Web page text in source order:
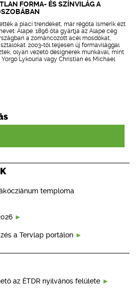
FORMA- ÉS SZÍNVILÁG A
a piaci trendeket, már régóta ismerik ezt
Alape. 1896 óta gyártja az Alape cég
a zománcozott acél mosdókat,
2003-tól teljesen új formavilággal
olyan vezető designerek munkával, mint
Lykouria vagy Christian és Michael
temploma
a Tervlap portálon
az ÉTDR nyilvános felülete